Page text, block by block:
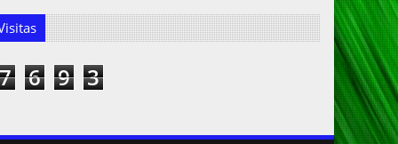
7 6 9 3